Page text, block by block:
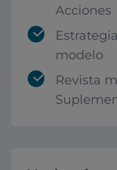
Acciones
modelo
Revista